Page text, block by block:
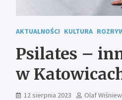
AKTUALNOŚCI KULTURA
Psilates –
w
12 sierpnia 2023 Olaf